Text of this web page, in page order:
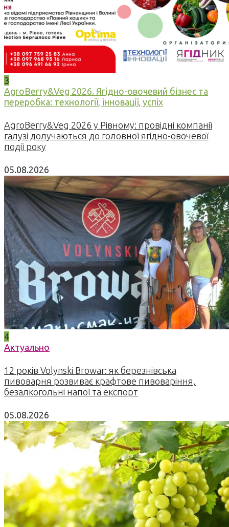
3
AgroBerry&Veg 2026. Ягідно-овочевий бізнес та
переробка: технології, інновації, успіх
AgroBerry&Veg 2026 у Рівному: провідні компанії
галузі долучаються до головної ягідно-овочевої
події року
05.08.2026
4
Актуально
12 років Volynski Browar: як березнівська
пивоварня розвиває крафтове пивоваріння,
безалкогольні напої та експорт
05.08.2026